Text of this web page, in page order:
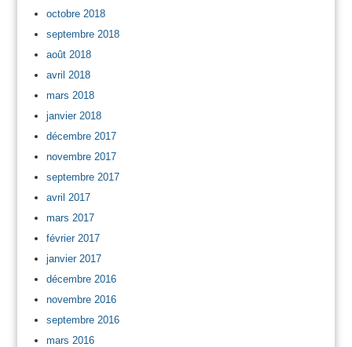
octobre 2018
septembre 2018
août 2018
avril 2018
mars 2018
janvier 2018
décembre 2017
novembre 2017
septembre 2017
avril 2017
mars 2017
février 2017
janvier 2017
décembre 2016
novembre 2016
septembre 2016
mars 2016